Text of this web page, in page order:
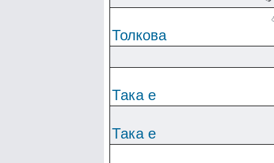
Толкова
Така е
Така е